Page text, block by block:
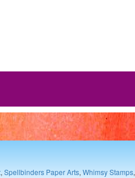
, Spellbinders Paper Arts, Whimsy Stamps,